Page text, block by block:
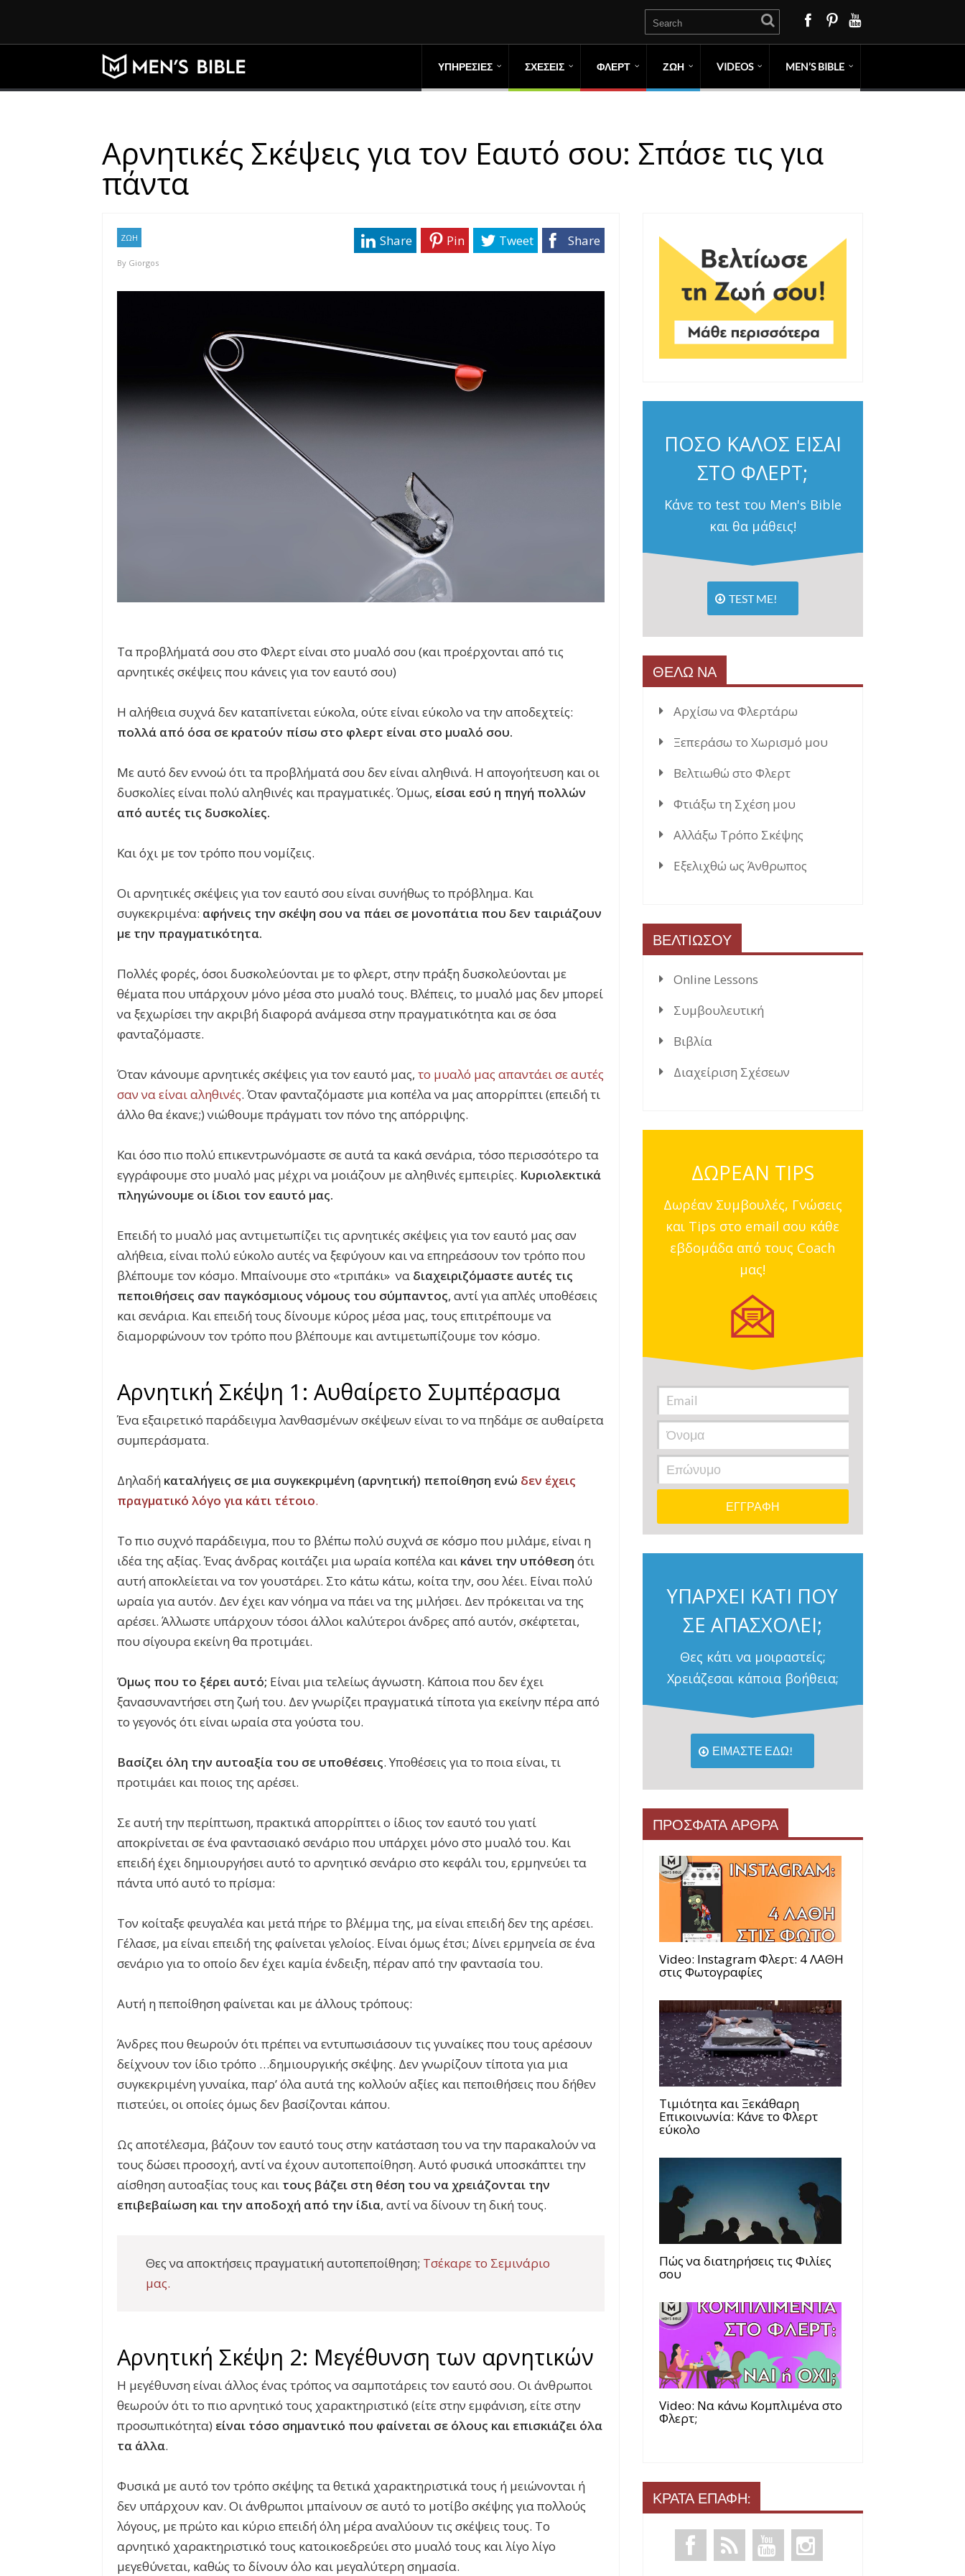
ΥΠΗΡΕΣΙΕΣ ΣΧΕΣΕΙΣ ΦΛΕΡΤ ΖΩΗ VIDEOS MEN’S BIBLE
Αρνητικές Σκέψεις για τον Εαυτό σου: Σπάσε τις για
πάντα
ΖΩΗ
By Giorgos
Share
Tweet
Pin
Share
Τα προβλήματά σου στο Φλερτ είναι στο μυαλό σου (και προέρχονται από τις
αρνητικές σκέψεις που κάνεις για τον εαυτό σου)
Η αλήθεια συχνά δεν καταπίνεται εύκολα, ούτε είναι εύκολο να την αποδεχτείς:
πολλά από όσα σε κρατούν πίσω στο φλερτ είναι στο μυαλό σου.
Με αυτό δεν εννοώ ότι τα προβλήματά σου δεν είναι αληθινά. Η απογοήτευση και οι
δυσκολίες είναι πολύ αληθινές και πραγματικές. Όμως, είσαι εσύ η πηγή πολλών
από αυτές τις δυσκολίες.
Και όχι με τον τρόπο που νομίζεις.
Οι αρνητικές σκέψεις για τον εαυτό σου είναι συνήθως το πρόβλημα. Και
συγκεκριμένα: αφήνεις την σκέψη σου να πάει σε μονοπάτια που δεν ταιριάζουν
με την πραγματικότητα.
Πολλές φορές, όσοι δυσκολεύονται με το φλερτ, στην πράξη δυσκολεύονται με
θέματα που υπάρχουν μόνο μέσα στο μυαλό τους. Βλέπεις, το μυαλό μας δεν μπορεί
να ξεχωρίσει την ακριβή διαφορά ανάμεσα στην πραγματικότητα και σε όσα
φανταζόμαστε.
Όταν κάνουμε αρνητικές σκέψεις για τον εαυτό μας, το μυαλό μας απαντάει σε αυτές
σαν να είναι αληθινές. Όταν φανταζόμαστε μια κοπέλα να μας απορρίπτει (επειδή τι
άλλο θα έκανε;) νιώθουμε πράγματι τον πόνο της απόρριψης.
Και όσο πιο πολύ επικεντρωνόμαστε σε αυτά τα κακά σενάρια, τόσο περισσότερο τα
εγγράφουμε στο μυαλό μας μέχρι να μοιάζουν με αληθινές εμπειρίες. Κυριολεκτικά
πληγώνουμε οι ίδιοι τον εαυτό μας.
Επειδή το μυαλό μας αντιμετωπίζει τις αρνητικές σκέψεις για τον εαυτό μας σαν
αλήθεια, είναι πολύ εύκολο αυτές να ξεφύγουν και να επηρεάσουν τον τρόπο που
βλέπουμε τον κόσμο. Μπαίνουμε στο «τριπάκι» να διαχειριζόμαστε αυτές τις
πεποιθήσεις σαν παγκόσμιους νόμους του σύμπαντος, αντί για απλές υποθέσεις
και σενάρια. Και επειδή τους δίνουμε κύρος μέσα μας, τους επιτρέπουμε να
διαμορφώνουν τον τρόπο που βλέπουμε και αντιμετωπίζουμε τον κόσμο.
Αρνητική Σκέψη 1: Αυθαίρετο Συμπέρασμα
Ένα εξαιρετικό παράδειγμα λανθασμένων σκέψεων είναι το να πηδάμε σε αυθαίρετα
συμπεράσματα.
Δηλαδή καταλήγεις σε μια συγκεκριμένη (αρνητική) πεποίθηση ενώ δεν έχεις
πραγματικό λόγο για κάτι τέτοιο.
Το πιο συχνό παράδειγμα, που το βλέπω πολύ συχνά σε κόσμο που μιλάμε, είναι η
ιδέα της αξίας. Ένας άνδρας κοιτάζει μια ωραία κοπέλα και κάνει την υπόθεση ότι
αυτή αποκλείεται να τον γουστάρει. Στο κάτω κάτω, κοίτα την, σου λέει. Είναι πολύ
ωραία για αυτόν. Δεν έχει καν νόημα να πάει να της μιλήσει. Δεν πρόκειται να της
αρέσει. Άλλωστε υπάρχουν τόσοι άλλοι καλύτεροι άνδρες από αυτόν, σκέφτεται,
που σίγουρα εκείνη θα προτιμάει.
Όμως που το ξέρει αυτό; Είναι μια τελείως άγνωστη. Κάποια που δεν έχει
ξανασυναντήσει στη ζωή του. Δεν γνωρίζει πραγματικά τίποτα για εκείνην πέρα από
το γεγονός ότι είναι ωραία στα γούστα του.
Βασίζει όλη την αυτοαξία του σε υποθέσεις. Υποθέσεις για το ποια είναι, τι
προτιμάει και ποιος της αρέσει.
Σε αυτή την περίπτωση, πρακτικά απορρίπτει ο ίδιος τον εαυτό του γιατί
αποκρίνεται σε ένα φαντασιακό σενάριο που υπάρχει μόνο στο μυαλό του. Και
επειδή έχει δημιουργήσει αυτό το αρνητικό σενάριο στο κεφάλι του, ερμηνεύει τα
πάντα υπό αυτό το πρίσμα:
Τον κοίταξε φευγαλέα και μετά πήρε το βλέμμα της, μα είναι επειδή δεν της αρέσει.
Γέλασε, μα είναι επειδή της φαίνεται γελοίος. Είναι όμως έτσι; Δίνει ερμηνεία σε ένα
σενάριο για το οποίο δεν έχει καμία ένδειξη, πέραν από την φαντασία του.
Αυτή η πεποίθηση φαίνεται και με άλλους τρόπους:
Άνδρες που θεωρούν ότι πρέπει να εντυπωσιάσουν τις γυναίκες που τους αρέσουν
δείχνουν τον ίδιο τρόπο …δημιουργικής σκέψης. Δεν γνωρίζουν τίποτα για μια
συγκεκριμένη γυναίκα, παρ’ όλα αυτά της κολλούν αξίες και πεποιθήσεις που δήθεν
πιστεύει, οι οποίες όμως δεν βασίζονται κάπου.
Ως αποτέλεσμα, βάζουν τον εαυτό τους στην κατάσταση του να την παρακαλούν να
τους δώσει προσοχή, αντί να έχουν αυτοπεποίθηση. Αυτό φυσικά υποσκάπτει την
αίσθηση αυτοαξίας τους και τους βάζει στη θέση του να χρειάζονται την
επιβεβαίωση και την αποδοχή από την ίδια, αντί να δίνουν τη δική τους.
Θες να αποκτήσεις πραγματική αυτοπεποίθηση; Τσέκαρε το Σεμινάριο
μας.
Αρνητική Σκέψη 2: Μεγέθυνση των αρνητικών
Η μεγέθυνση είναι άλλος ένας τρόπος να σαμποτάρεις τον εαυτό σου. Οι άνθρωποι
θεωρούν ότι το πιο αρνητικό τους χαρακτηριστικό (είτε στην εμφάνιση, είτε στην
προσωπικότητα) είναι τόσο σημαντικό που φαίνεται σε όλους και επισκιάζει όλα
τα άλλα.
Φυσικά με αυτό τον τρόπο σκέψης τα θετικά χαρακτηριστικά τους ή μειώνονται ή
δεν υπάρχουν καν. Οι άνθρωποι μπαίνουν σε αυτό το μοτίβο σκέψης για πολλούς
λόγους, με πρώτο και κύριο επειδή όλη μέρα αναλύουν τις σκέψεις τους. Το
αρνητικό χαρακτηριστικό τους κατοικοεδρεύει στο μυαλό τους και λίγο λίγο
μεγεθύνεται, καθώς το δίνουν όλο και μεγαλύτερη σημασία.
ΠΟΣΟ ΚΑΛΟΣ ΕΙΣΑΙ
ΣΤΟ ΦΛΕΡΤ;
Κάνε το test του Men's Bible
και θα μάθεις!
TEST ME!
ΘΕΛΩ ΝΑ
Αρχίσω να Φλερτάρω
Ξεπεράσω το Χωρισμό μου
Βελτιωθώ στο Φλερτ
Φτιάξω τη Σχέση μου
Αλλάξω Τρόπο Σκέψης
Εξελιχθώ ως Άνθρωπος
ΒΕΛΤΙΩΣΟΥ
Online Lessons
Συμβουλευτική
Βιβλία
Διαχείριση Σχέσεων
ΔΩΡΕΑΝ TIPS
Δωρέαν Συμβουλές, Γνώσεις
και Tips στο email σου κάθε
εβδομάδα από τους Coach
μας!
ΥΠΑΡΧΕΙ ΚΑΤΙ ΠΟΥ
ΣΕ ΑΠΑΣΧΟΛΕΙ;
Θες κάτι να μοιραστείς;
Χρειάζεσαι κάποια βοήθεια;
ΕΙΜΑΣΤΕ ΕΔΩ!
ΠΡΟΣΦΑΤΑ ΑΡΘΡΑ
Video: Instagram Φλερτ: 4 ΛΑΘΗ
στις Φωτογραφίες
Τιμιότητα και Ξεκάθαρη
Επικοινωνία: Κάνε το Φλερτ
εύκολο
Πώς να διατηρήσεις τις Φιλίες
σου
Video: Να κάνω Κομπλιμένα στο
Φλερτ;
ΚΡΑΤΑ ΕΠΑΦΗ: